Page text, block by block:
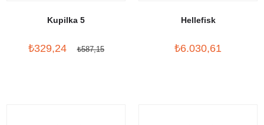
Kupilka 5
₺329,24 ₺587,15
Hellefisk
₺6.030,61